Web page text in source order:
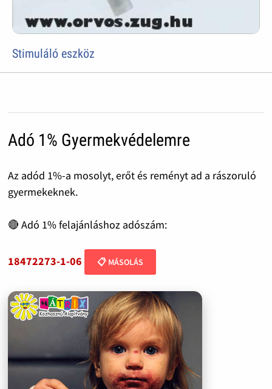
Stimuláló eszköz
Adó 1% Gyermekvédelemre
Az adód 1%-a mosolyt, erőt és reményt ad a rászoruló
gyermekeknek.
🔴 Adó 1% felajánláshoz adószám:
18472273-1-06 📋 MÁSOLÁS